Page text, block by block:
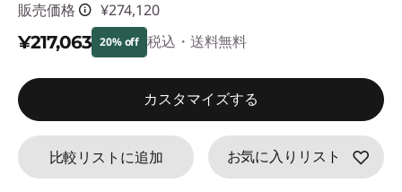
販売価格 ¥274,120
¥217,063 20% off 税込・送料無料
特別割引 :-¥57,057
カスタマイズする
比較リストに追加 お気に入りリスト